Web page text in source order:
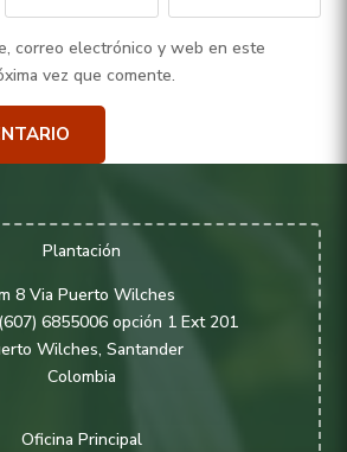
correo electrónico y web en este
vez que comente.
Plantación
8 Via Puerto Wilches
6855006 opción 1 Ext 201
Wilches, Santander
Colombia
Oficina Principal